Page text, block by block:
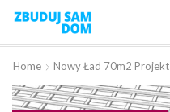
Home Nowy Ład 70m2 Projekt